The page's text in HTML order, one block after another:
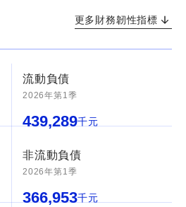
更多財務韌性指標
流動負債
2026年第1季
439,289千元
非流動負債
2026年第1季
366,953千元